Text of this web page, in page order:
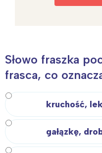
Słowo fraszka
frasca, co
kruchość,
gałązkę,